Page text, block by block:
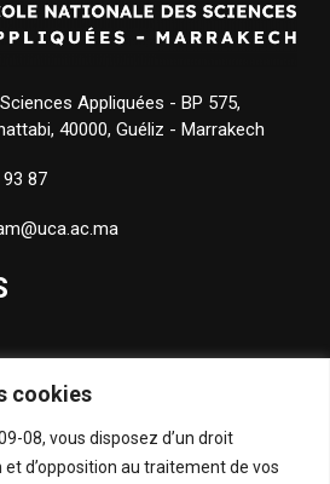
cookies
08, vous disposez d’un droit
et d’opposition au traitement de vos
Appliquées - BP 575,
40000, Guéliz - Marrakech
87